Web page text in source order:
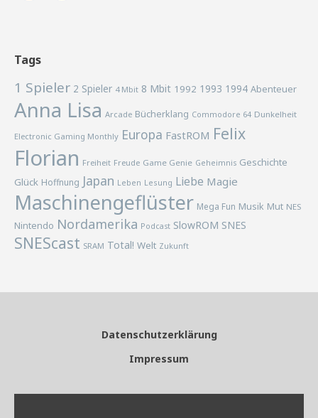
Tags
1 Spieler 2 Spieler 4 Mbit 8 Mbit 1992 1993 1994 Abenteuer
Anna Lisa Arcade Bücherklang Commodore 64 Dunkelheit
Electronic Gaming Monthly Europa FastROM Felix
Florian Freiheit Freude Game Genie Geheimnis Geschichte
Glück Hoffnung Japan Leben Lesung Liebe Magie
Maschinengeflüster Mega Fun Musik Mut NES
Nintendo Nordamerika Podcast SlowROM SNES
SNEScast SRAM Total! Welt Zukunft
Datenschutzerklärung
Impressum